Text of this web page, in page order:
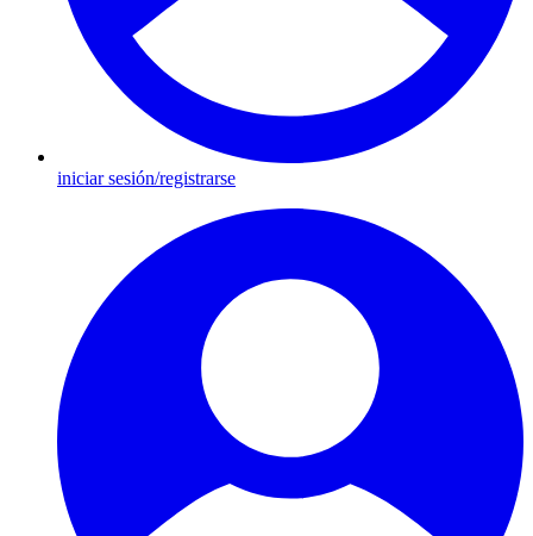
iniciar sesión/registrarse